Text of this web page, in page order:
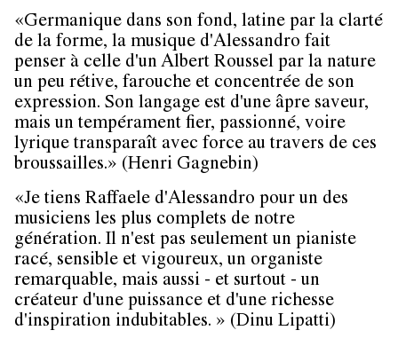
«Germanique dans son fond, latine par la clarté
de la forme, la musique d'Alessandro fait
penser à celle d'un Albert Roussel par la nature
un peu rétive, farouche et concentrée de son
expression. Son langage est d'une âpre saveur,
mais un tempérament fier, passionné, voire
lyrique transparaît avec force au travers de ces
broussailles.» (Henri Gagnebin)
«Je tiens Raffaele d'Alessandro pour un des
musiciens les plus complets de notre
génération. Il n'est pas seulement un pianiste
racé, sensible et vigoureux, un organiste
remarquable, mais aussi - et surtout - un
créateur d'une puissance et d'une richesse
d'inspiration indubitables. » (Dinu Lipatti)